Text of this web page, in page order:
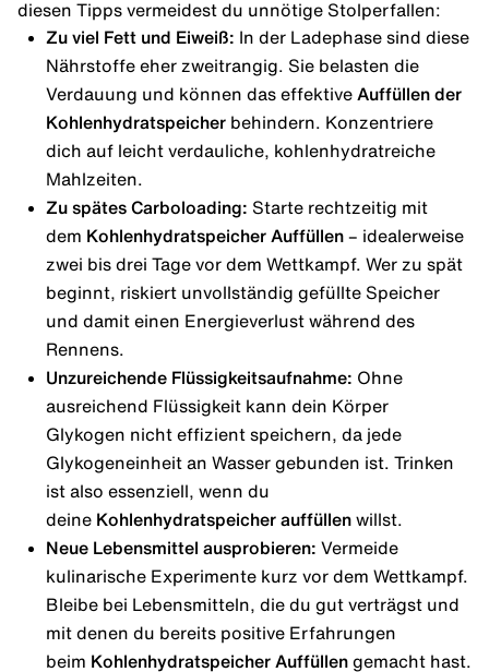
diesen Tipps vermeidest du unnötige Stolperfallen:
Zu viel Fett und Eiweiß: In der Ladephase sind diese
Nährstoffe eher zweitrangig. Sie belasten die
Verdauung und können das effektive Auffüllen der
Kohlenhydratspeicherbehindern. Konzentriere
dich auf leicht verdauliche, kohlenhydratreiche
Mahlzeiten.
Zu spätes Carboloading: Starte rechtzeitig mit
dem Kohlenhydratspeicher Auffüllen– idealerweise
zwei bis drei Tage vor dem Wettkampf. Wer zu spät
beginnt, riskiert unvollständig gefüllte Speicher
und damit einen Energieverlust während des
Rennens.
Unzureichende Flüssigkeitsaufnahme: Ohne
ausreichend Flüssigkeit kann dein Körper
Glykogen nicht effizient speichern, da jede
Glykogeneinheit an Wasser gebunden ist. Trinken
ist also essenziell, wenn du
deine Kohlenhydratspeicher auffüllenwillst.
Neue Lebensmittel ausprobieren: Vermeide
kulinarische Experimente kurz vor dem Wettkampf.
Bleibe bei Lebensmitteln, die du gut verträgst und
mit denen du bereits positive Erfahrungen
beim Kohlenhydratspeicher Auffüllengemacht hast.